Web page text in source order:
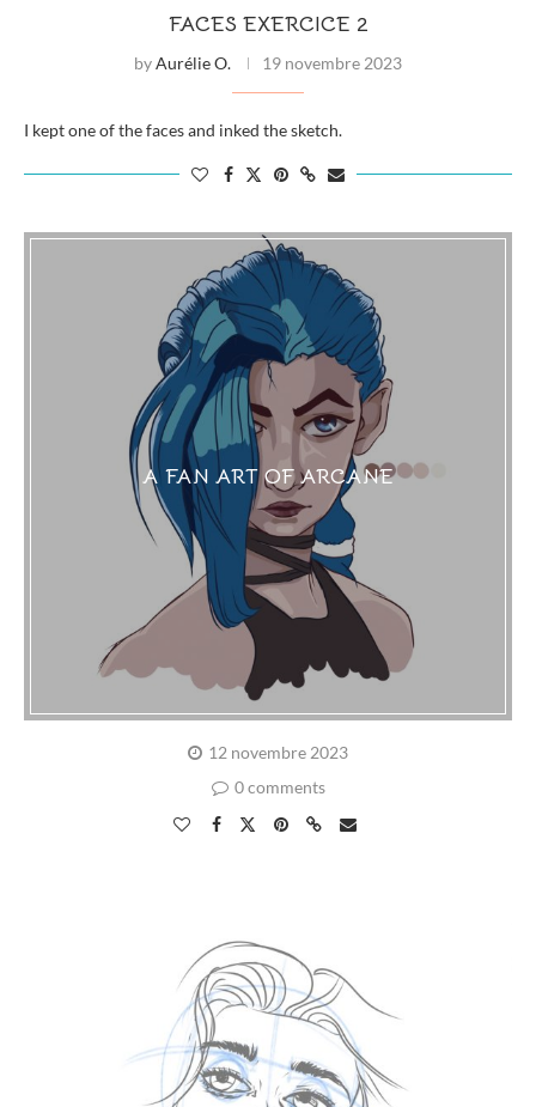
FACES EXERCICE 2
byAurélie O. 19 novembre 2023
I kept one of the faces and inked the sketch.
A FAN ART OF ARCANE
12 novembre 2023
0 comments